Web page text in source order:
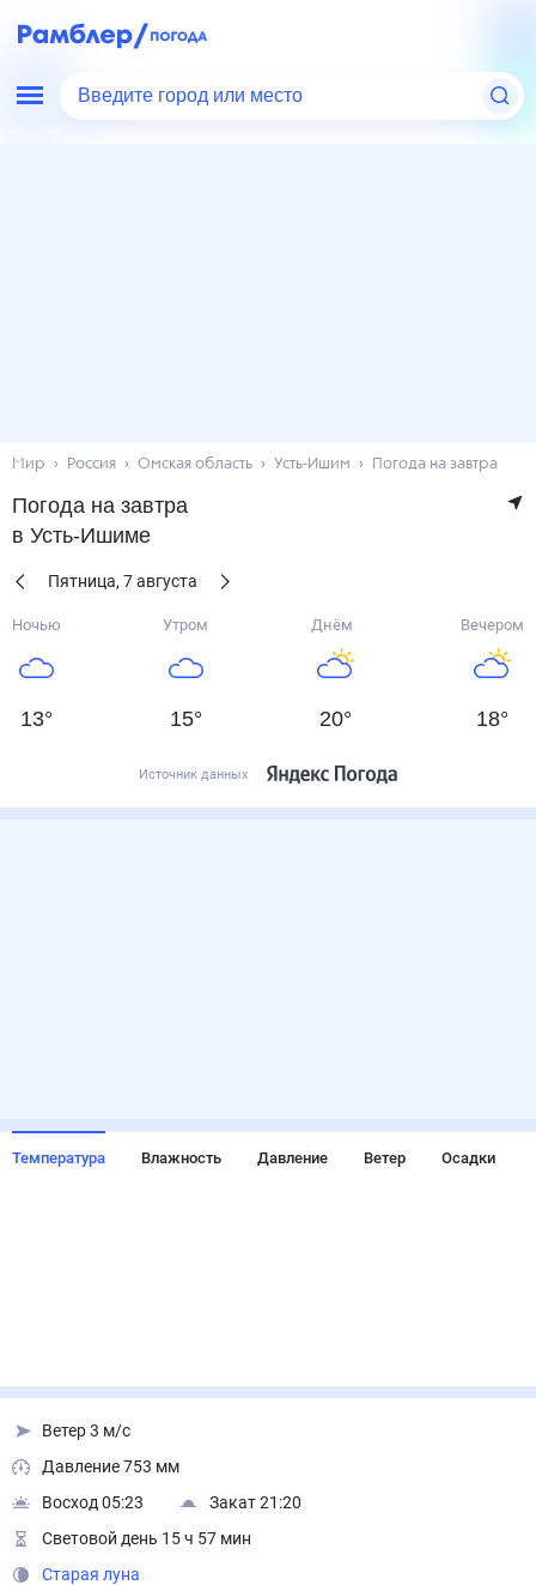
Введите город или место
Мир Россия Омская область Усть-Ишим Погода на завтра
Погода на завтра
в Усть-Ишиме
Пятница, 7августа
Ночью
13°
Утром
15°
Днём
20°
Вечером
18°
Источник данных
Температура Влажность Давление Ветер Осадки
Ветер 3 м/с
Давление 753 мм
Восход 05:23
Закат 21:20
Световой день 15 ч 57 мин
Старая луна